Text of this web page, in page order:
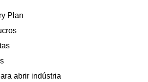
Plan
abrir indústria